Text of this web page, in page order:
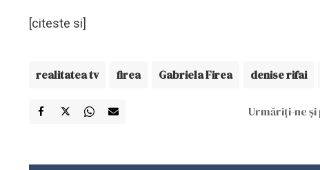
[citeste si]
realitatea tv firea Gabriela Firea denise rifai
Urmăriți-ne și